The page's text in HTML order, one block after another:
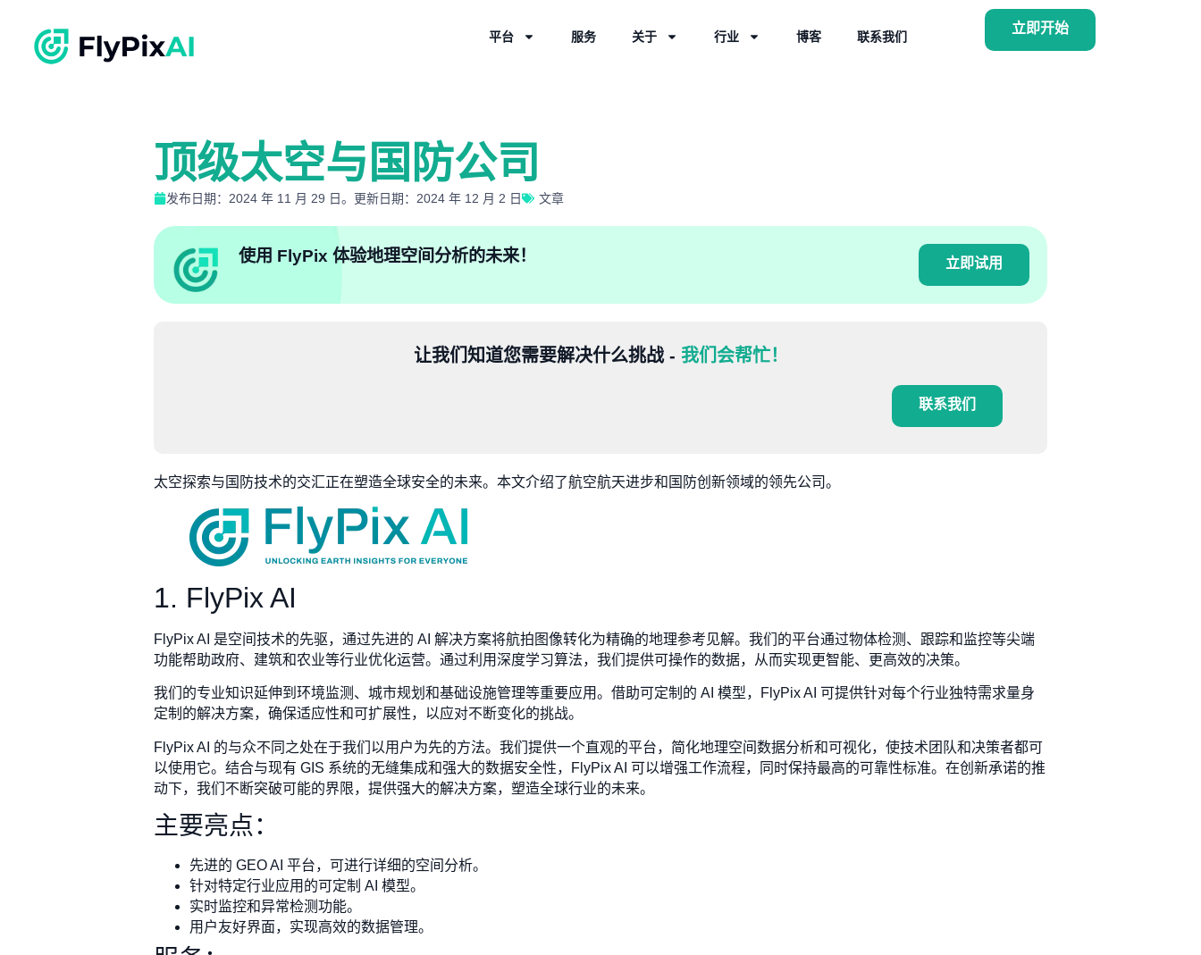
平台 服务 关于 行业 博客 联系我们
立即开始
顶级太空与国防公司
发布日期：2024 年 11 月 29 日。更新日期：2024 年 12 月 2 日 文章
使用 FlyPix 体验地理空间分析的未来！ 立即试用
让我们知道您需要解决什么挑战 - 我们会帮忙！
联系我们
太空探索与国防技术的交汇正在塑造全球安全的未来。本文介绍了航空航天进步和国防创新领域的领先公司。
1. FlyPix AI
FlyPix AI 是空间技术的先驱，通过先进的 AI 解决方案将航拍图像转化为精确的地理参考见解。我们的平台通过物体检测、跟踪和监控等尖端
功能帮助政府、建筑和农业等行业优化运营。通过利用深度学习算法，我们提供可操作的数据，从而实现更智能、更高效的决策。
我们的专业知识延伸到环境监测、城市规划和基础设施管理等重要应用。借助可定制的 AI 模型，FlyPix AI 可提供针对每个行业独特需求量身
定制的解决方案，确保适应性和可扩展性，以应对不断变化的挑战。
FlyPix AI 的与众不同之处在于我们以用户为先的方法。我们提供一个直观的平台，简化地理空间数据分析和可视化，使技术团队和决策者都可
以使用它。结合与现有 GIS 系统的无缝集成和强大的数据安全性，FlyPix AI 可以增强工作流程，同时保持最高的可靠性标准。在创新承诺的推
动下，我们不断突破可能的界限，提供强大的解决方案，塑造全球行业的未来。
主要亮点：
先进的 GEO AI 平台，可进行详细的空间分析。
针对特定行业应用的可定制 AI 模型。
实时监控和异常检测功能。
用户友好界面，实现高效的数据管理。